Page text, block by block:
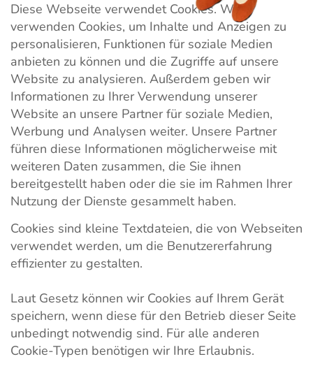
Diese Webseite verwendet Cookies. Wir
verwenden Cookies, um Inhalte und Anzeigen zu
personalisieren, Funktionen für soziale Medien
anbieten zu können und die Zugriffe auf unsere
Website zu analysieren. Außerdem geben wir
Informationen zu Ihrer Verwendung unserer
Website an unsere Partner für soziale Medien,
Werbung und Analysen weiter. Unsere Partner
führen diese Informationen möglicherweise mit
weiteren Daten zusammen, die Sie ihnen
bereitgestellt haben oder die sie im Rahmen Ihrer
Nutzung der Dienste gesammelt haben.
Cookies sind kleine Textdateien, die von Webseiten
verwendet werden, um die Benutzererfahrung
effizienter zu gestalten.
Laut Gesetz können wir Cookies auf Ihrem Gerät
speichern, wenn diese für den Betrieb dieser Seite
unbedingt notwendig sind. Für alle anderen
Cookie-Typen benötigen wir Ihre Erlaubnis.